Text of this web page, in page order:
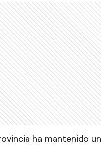
ha mantenido un